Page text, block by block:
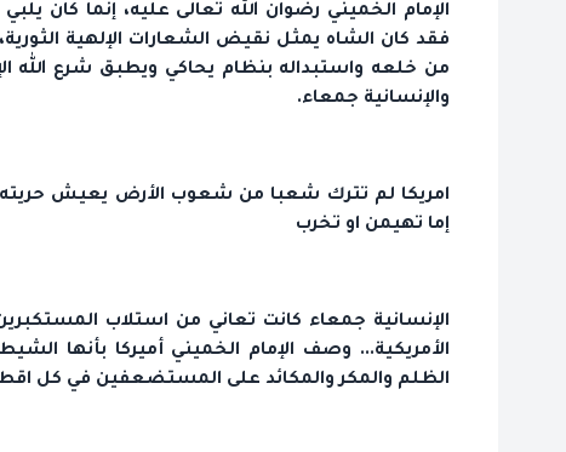
الإمام الخميني رضوان الله تعالى عليه، إنما كان
فقد كان الشاه يمثل نقيض الشعارات الإلهية
من خلعه واستبداله بنظام يحاكي ويطبق شرع الله
والإنسانية جمعاء.
امريكا لم تترك شعبا من شعوب الأرض يعيش حريته
إما تهيمن او تخرب
الإنسانية جمعاء كانت تعاني من استلاب
الأمريكية... وصف الإمام الخميني أميركا بأنها
الظلم والمكر والمكائد على المستضعفين في كل